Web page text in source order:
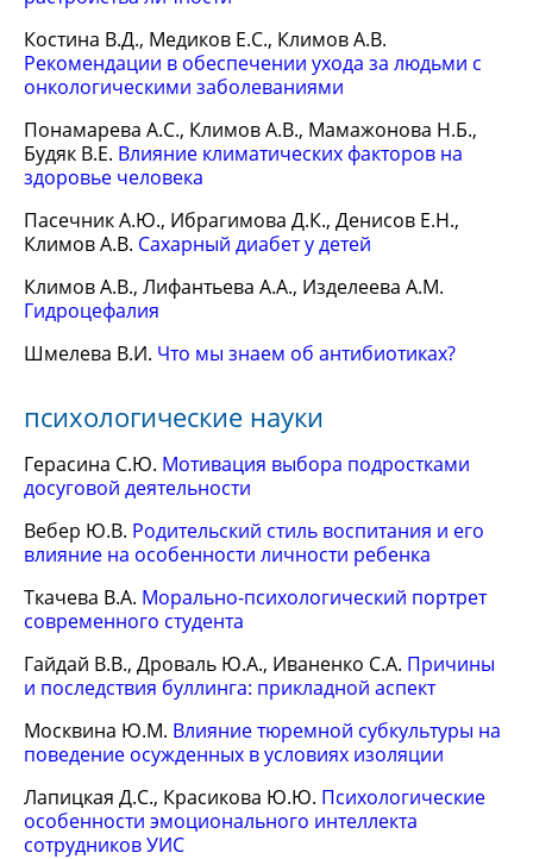
Костина В.Д., Медиков Е.С., Климов А.В.
Рекомендации в обеспечении ухода за людьми с
онкологическими заболеваниями
Понамарева А.С., Климов А.В., Мамажонова Н.Б.,
Будяк В.Е. Влияние климатических факторов на
здоровье человека
Пасечник А.Ю., Ибрагимова Д.К., Денисов Е.Н.,
Климов А.В. Сахарный диабет у детей
Климов А.В., Лифантьева А.А., Изделеева А.М.
Гидроцефалия
Шмелева В.И. Что мы знаем об антибиотиках?
психологические науки
Герасина С.Ю. Мотивация выбора подростками
досуговой деятельности
Вебер Ю.В. Родительский стиль воспитания и его
влияние на особенности личности ребенка
Ткачева В.А. Морально-психологический портрет
современного студента
Гайдай В.В., Дроваль Ю.А., Иваненко С.А. Причины
и последствия буллинга: прикладной аспект
Москвина Ю.М. Влияние тюремной субкультуры на
поведение осужденных в условиях изоляции
Лапицкая Д.С., Красикова Ю.Ю. Психологические
особенности эмоционального интеллекта
сотрудников УИС